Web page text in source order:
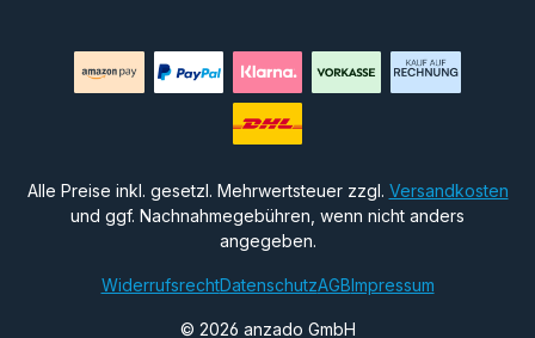
Alle Preise inkl. gesetzl. Mehrwertsteuer zzgl. Versandkosten
und ggf. Nachnahmegebühren, wenn nicht anders
angegeben.
© 2026 anzado GmbH
WiderrufsrechtDatenschutzAGBImpressum